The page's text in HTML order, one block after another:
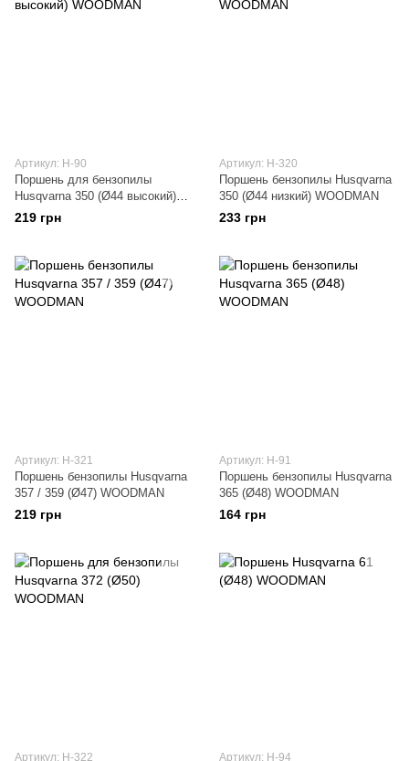
Артикул: H-90
Поршень для бензопилы
Husqvarna 350 (Ø44 высокий)
WOODMAN
219 грн
Артикул: H-320
Поршень бензопилы Husqvarna
350 (Ø44 низкий) WOODMAN
233 грн
Артикул: H-321
Поршень бензопилы Husqvarna
357 / 359 (Ø47) WOODMAN
219 грн
Артикул: H-91
Поршень бензопилы Husqvarna
365 (Ø48) WOODMAN
164 грн
Артикул: H-322 Артикул: H-94